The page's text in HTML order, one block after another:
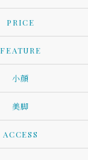
PRICE
FEATURE
小顔
美脚
ACCESS